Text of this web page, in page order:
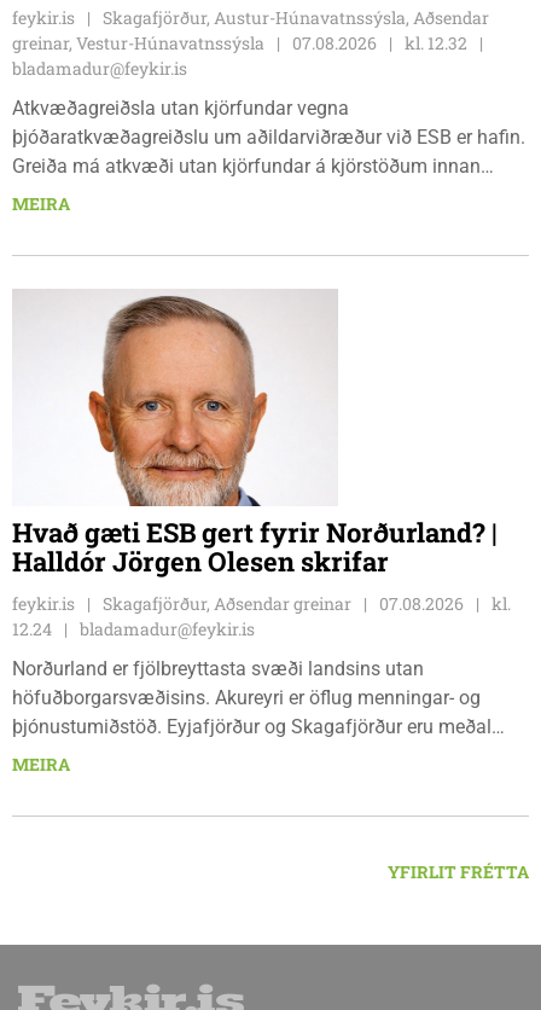
feykir.is
Skagafjörður, Austur-Húnavatnssýsla, Aðsendar
greinar, Vestur-Húnavatnssýsla
07.08.2026
kl. 12.32
bladamadur@feykir.is
Atkvæðagreiðsla utan kjörfundar vegna
þjóðaratkvæðagreiðslu um aðildarviðræður við ESB er hafin.
Greiða má atkvæði utan kjörfundar á kjörstöðum innan
umdæmisins sem hér segir: Blönduósi, aðalskrifstofu,
Sauðárkróki, sýsluskrifstofu, Suðurgötu 1, Sauðárkróki, virka
vestra að Hvammstangabraut 5, Hvammstanga, mánudaga -
fimmtudaga kl. 10:00 - 14:00 og föstudaga kl. 10:00 - 12:00.
Skagaströnd, stjórnsýsluhúsi að Túnbraut 1-3, Skagaströnd,
mánudaga - fimmtudaga kl. 09:00 - 12:00 og 13:00 - 15:00,
frá og með mánudeginum 17. ágúst 2026.
MEIRA
Hvað gæti ESB gert fyrir Norðurland? |
Halldór Jörgen Olesen skrifar
feykir.is Skagafjörður, Aðsendar greinar 07.08.2026
kl.
12.24
bladamadur@feykir.is
Norðurland er fjölbreyttasta svæði landsins utan
höfuðborgarsvæðisins. Akureyri er öflug menningar- og
þjónustumiðstöð. Eyjafjörður og Skagafjörður eru meðal
bestu landbúnaðarsvæða landsins. Dalvík, Siglufjörður og
svæðinu er verið að þróa orkuverkefni og nýsköpun.
MEIRA
YFIRLIT FRÉTTA